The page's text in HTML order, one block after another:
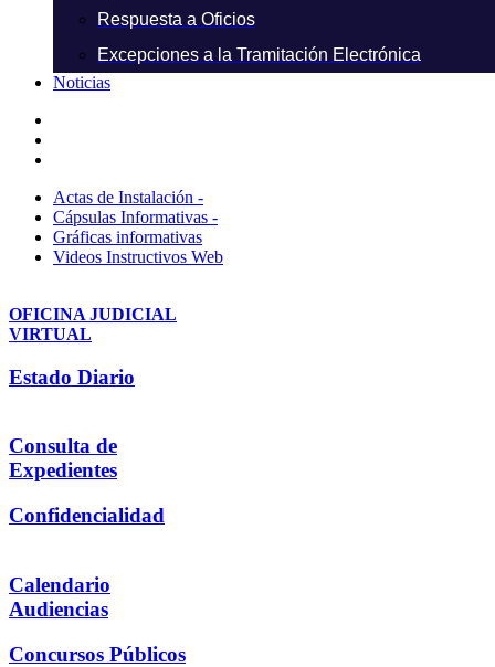
Respuesta a Oficios
Excepciones a la Tramitación Electrónica
Noticias
Actas de Instalación -
Cápsulas Informativas -
Gráficas informativas
Videos Instructivos Web
OFICINA JUDICIAL
VIRTUAL
Estado Diario
Consulta de
Expedientes
Confidencialidad
Calendario
Audiencias
Concursos Públicos